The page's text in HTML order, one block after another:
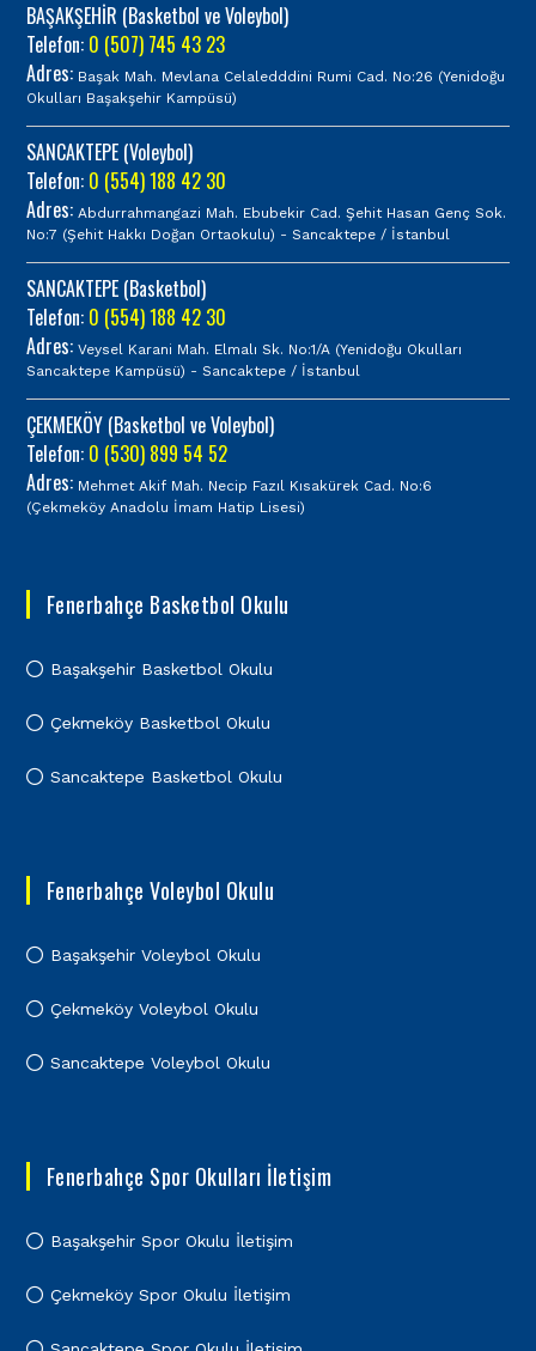
BAŞAKŞEHİR (Basketbol ve Voleybol)
Telefon: 0 (507) 745 43 23
Adres:Başak Mah. Mevlana Celaledddini Rumi Cad. No:26 (Yenidoğu
Okulları Başakşehir Kampüsü)
SANCAKTEPE (Voleybol)
Telefon: 0 (554) 188 42 30
Adres:Abdurrahmangazi Mah. Ebubekir Cad. Şehit Hasan Genç Sok.
No:7 (Şehit Hakkı Doğan Ortaokulu) - Sancaktepe / İstanbul
SANCAKTEPE (Basketbol)
Telefon: 0 (554) 188 42 30
Adres:Veysel Karani Mah. Elmalı Sk. No:1/A (Yenidoğu Okulları
Sancaktepe Kampüsü) - Sancaktepe / İstanbul
ÇEKMEKÖY (Basketbol ve Voleybol)
Telefon: 0 (530) 899 54 52
Adres:Mehmet Akif Mah. Necip Fazıl Kısakürek Cad. No:6
(Çekmeköy Anadolu İmam Hatip Lisesi)
Fenerbahçe Basketbol Okulu
Başakşehir Basketbol Okulu
Çekmeköy Basketbol Okulu
Sancaktepe Basketbol Okulu
Fenerbahçe Voleybol Okulu
Başakşehir Voleybol Okulu
Çekmeköy Voleybol Okulu
Sancaktepe Voleybol Okulu
Fenerbahçe Spor Okulları İletişim
Başakşehir Spor Okulu İletişim
Çekmeköy Spor Okulu İletişim